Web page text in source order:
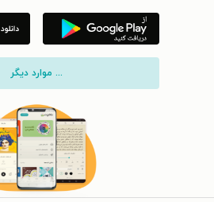
... موارد دیگر